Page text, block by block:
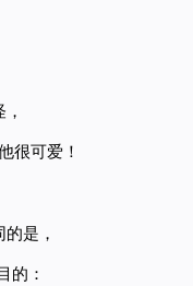
很可爱！
是，
的：